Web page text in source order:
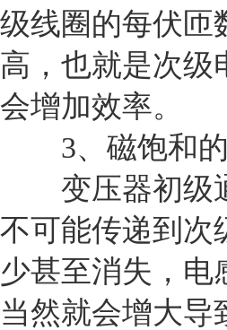
级线圈的每伏匝
高，也就是次级
会增加效率。
3、磁饱和的
变压器初级通
不可能传递到次
少甚至消失，电
当然就会增大导